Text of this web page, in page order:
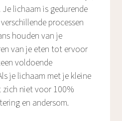
lichaam is gedurende
processen
houden van je
van je eten tot ervoor
voldoende
je lichaam met je kleine
zich niet voor 100%
en andersom.